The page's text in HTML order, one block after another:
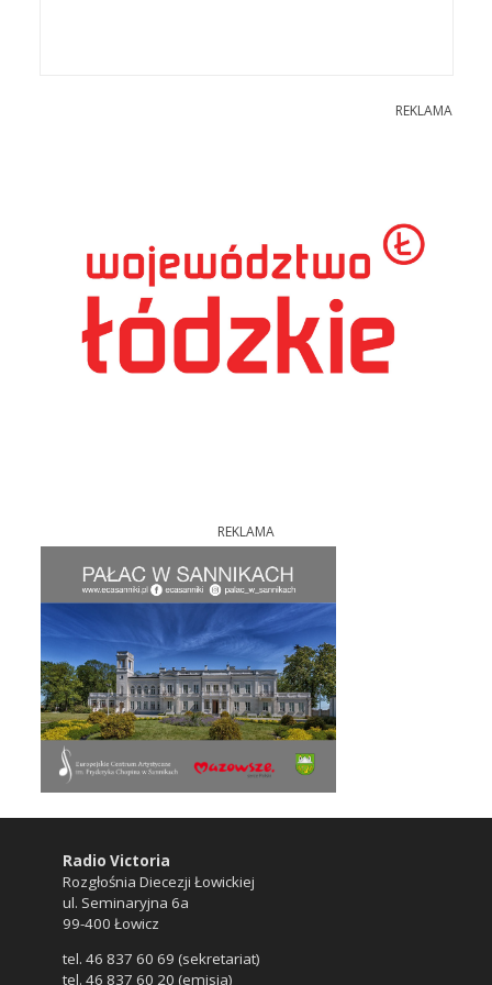
REKLAMA
REKLAMA
Radio Victoria
Rozgłośnia Diecezji Łowickiej
ul. Seminaryjna 6a
99-400 Łowicz
tel. 46 837 60 69 (sekretariat)
tel. 46 837 60 20 (emisja)